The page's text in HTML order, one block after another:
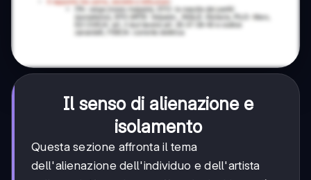
Il senso di alienazione e
isolamento
Questa sezione affronta il tema
dell'alienazione dell'individuo e dell'artista